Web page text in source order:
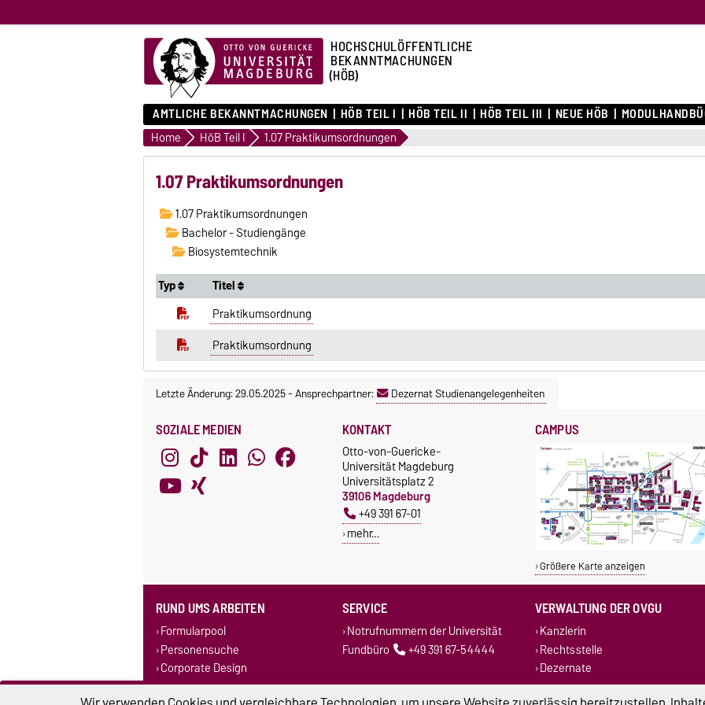
HOCHSCHULÖFFENTLICHE
BEKANNTMACHUNGEN
(HÖB)
AMTLICHE BEKANNTMACHUNGEN HÖB TEIL I HÖB TEIL II HÖB TEIL III NEUE HÖB
Home HöB Teil I 1.07 Praktikumsordnungen
1.07 Praktikumsordnungen
1.07 Praktikumsordnungen
Bachelor - Studiengänge
Biosystemtechnik
Typ
Titel
Praktikumsordnung
Praktikumsordnung
Letzte Änderung: 29.05.2025-Ansprechpartner: Dezernat Studienangelegenheiten
SOZIALE MEDIEN KONTAKT
Otto-von-Guericke-
Universität Magdeburg
Universitätsplatz 2
39106 Magdeburg
+49 391 67-01
mehr…
CAMPUS
Größere Karte anzeigen
RUND UMS ARBEITEN
Formularpool
Personensuche
Corporate Design
Stellenausschreibungen
SERVICE
Notrufnummern der Universität
Fundbüro
+49 391 67-54444
VERWALTUNG DER OVGU
Kanzlerin
Rechtsstelle
Dezernate